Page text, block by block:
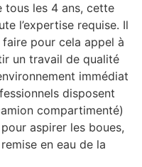
tous les 4 ans, cette
l’expertise requise. Il
pour cela appel à
un travail de qualité
immédiat
disposent
compartimenté)
aspirer les boues,
en eau de la